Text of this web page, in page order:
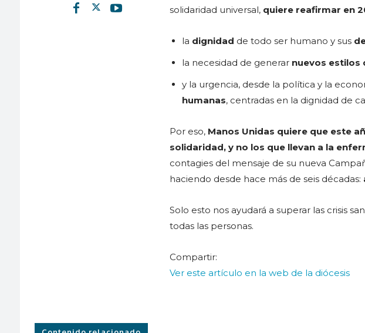
solidaridad universal, quiere reafirmar en
la dignidad de todo ser humano y sus
la necesidad de generar nuevos estilos
y la urgencia, desde la política y la
humanas, centradas en la dignidad de
Por eso, Manos Unidas quiere que este
solidaridad, y no los que llevan a la
contagies del mensaje de su nueva
haciendo desde hace más de seis décadas:
Solo esto nos ayudará a superar las crisis
todas las personas.
Compartir:
Ver este artículo en la web de la diócesis